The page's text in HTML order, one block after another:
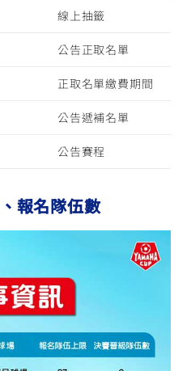
線上抽籤
公告正取名單
正取名單繳費期間
公告遞補名單
公告賽程
報名隊伍數